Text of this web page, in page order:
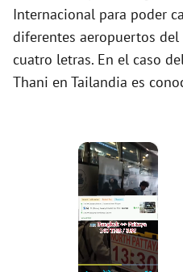
Internacional para poder
diferentes aeropuertos
cuatro letras. En el caso
Thani en Tailandia es
×